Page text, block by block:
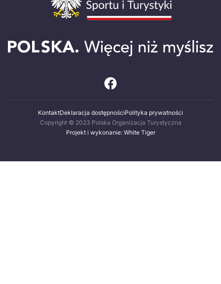
KontaktDeklaracja dostępnościPolityka prywatności
Copyright © 2023 Polska Organizacja Turystyczna
Projekt i wykonanie: White Tiger